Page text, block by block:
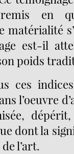
en
matérialité
est-il
poids
ces
l’oeuvre
dont la
l’art.